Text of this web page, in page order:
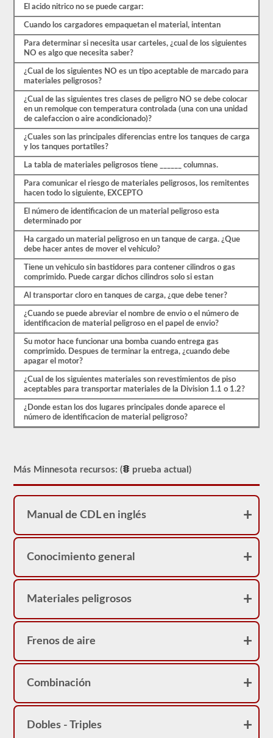
paso
para
respaldo.
tendrá
que
tomar
sus
huellas
digitales
y
aprobar
una
evaluación
amenazas
aprobación
de
materiales
peligrosos
para
ser
para
llevar
una
aprobación
de
HazMat.
Nuestra
prueba
se
utilizado
desde
1999
para
aprobar
aprobación
El acido nitrico no se puede cargar:
Cuando los cargadores empaquetan el material, intentan
Para determinar si necesita usar carteles, ¿cual de los siguientes
NO es algo que necesita saber?
¿Cual de los siguientes NO es un tipo aceptable de marcado para
materiales peligrosos?
¿Cual de las siguientes tres clases de peligro NO se debe colocar
en un remolque con temperatura controlada (una con una unidad
de calefaccion o aire acondicionado)?
¿Cuales son las principales diferencias entre los tanques de carga
y los tanques portatiles?
La tabla de materiales peligrosos tiene ______ columnas.
Para comunicar el riesgo de materiales peligrosos, los remitentes
hacen todo lo siguiente, EXCEPTO
El número de identificacion de un material peligroso esta
determinado por
Ha cargado un material peligroso en un tanque de carga. ¿Que
debe hacer antes de mover el vehiculo?
Tiene un vehiculo sin bastidores para contener cilindros o gas
comprimido. Puede cargar dichos cilindros solo si estan
Al transportar cloro en tanques de carga, ¿que debe tener?
¿Cuando se puede abreviar el nombre de envio o el número de
identificacion de material peligroso en el papel de envio?
Su motor hace funcionar una bomba cuando entrega gas
comprimido. Despues de terminar la entrega, ¿cuando debe
apagar el motor?
¿Cual de los siguientes materiales son revestimientos de piso
aceptables para transportar materiales de la Division 1.1 o 1.2?
¿Donde estan los dos lugares principales donde aparece el
número de identificacion de material peligroso?
Más Minnesota recursos: ( prueba actual)
Manual de CDL en inglés
Conocimiento general
Materiales peligrosos
Frenos de aire
Combinación
Dobles - Triples